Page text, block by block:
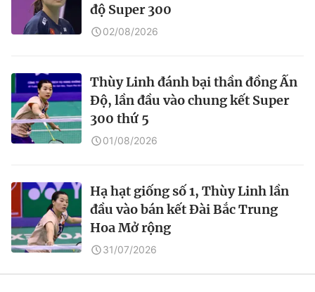
độ Super 300
02/08/2026
Thùy Linh đánh bại thần đồng Ấn
Độ, lần đầu vào chung kết Super
300 thứ 5
01/08/2026
Hạ hạt giống số 1, Thùy Linh lần
đầu vào bán kết Đài Bắc Trung
Hoa Mở rộng
31/07/2026